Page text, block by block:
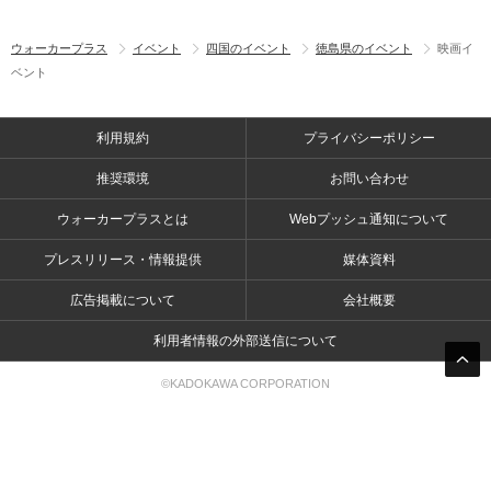
ウォーカープラス イベント 四国のイベント 徳島県のイベント
映画イ
ベント
利用規約 プライバシーポリシー
推奨環境 お問い合わせ
ウォーカープラスとは Webプッシュ通知について
プレスリリース・情報提供 媒体資料
広告掲載について 会社概要
利用者情報の外部送信について
©KADOKAWA CORPORATION